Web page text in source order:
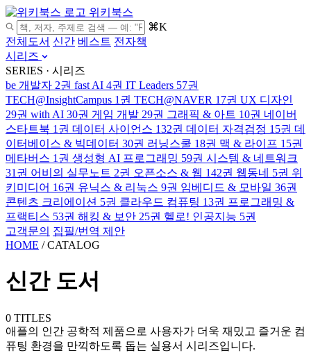
위키북스
⌘K
전체도서 신간 베스트 전자책
시리즈
SERIES · 시리즈
be 개발자 2권 fast AI 4권 IT Leaders 57권
TECH@InsightCampus 1권 TECH@NAVER 17권 UX 디자인
29권 with AI 30권 게임 개발 29권 그래픽 & 아트 10권 네이버
스타트북 1권 데이터 사이언스 132권 데이터 자격검정 15권 데
이터베이스 & 빅데이터 30권 러닝스쿨 18권 맥 & 라이프 15권
메타버스 1권 생성형 AI 프로그래밍 59권 시스템 & 네트워크
31권 어비의 실무노트 2권 오픈소스 & 웹 142권 웹동네 5권 위
키미디어 16권 유닉스 & 리눅스 9권 임베디드 & 모바일 36권
콘텐츠 크리에이션 5권 클라우드 컴퓨팅 13권 프로그래밍 &
프랙티스 53권 해킹 & 보안 25권 헬로! 인공지능 5권
고객문의 집필/번역 제안
HOME / CATALOG
신간 도서
0 TITLES
애플의 인간 공학적 제품으로 사용자가 더욱 재밌고 즐거운 컴
퓨팅 환경을 만끽하도록 돕는 실용서 시리즈입니다.